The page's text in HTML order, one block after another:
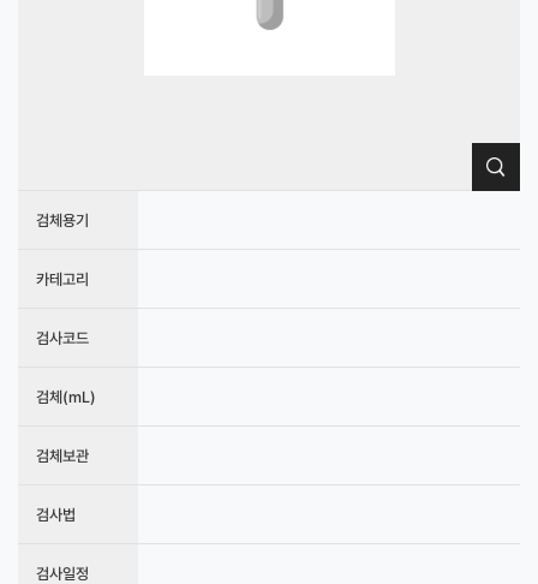
검체용기
카테고리
검사코드
검체(mL)
검체보관
검사법
검사일정